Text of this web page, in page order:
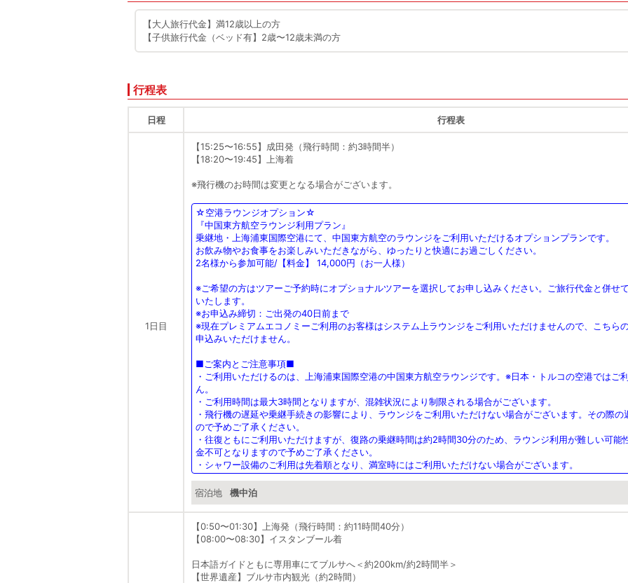
【大人旅行代金】満12歳以上の方
【子供旅行代金（ベッド有】2歳〜12歳未満の方
行程表
日程 行程表
1日目
【15:25〜16:55】成田発（飛行時間：約3時間半）
【18:20〜19:45】上海着
※飛行機のお時間は変更となる場合がございます。
☆空港ラウンジオプション☆
『中国東方航空ラウンジ利用プラン』
乗継地・上海浦東国際空港にて、中国東方航空のラウンジをご利用いただけるオプションプランです。
お飲み物やお食事をお楽しみいただきながら、ゆったりと快適にお過ごしください。
2名様から参加可能/【料金】 14,000円（お一人様）
※ご希望の方はツアーご予約時にオプショナルツアーを選択してお申し込みください。ご旅行代金と併せ
いたします。
※お申込み締切：ご出発の40日前まで
※現在プレミアムエコノミーご利用のお客様はシステム上ラウンジをご利用いただけませんので、こちら
申込みいただけません。
■ご案内とご注意事項■
・ご利用いただけるのは、上海浦東国際空港の中国東方航空ラウンジです。※日本・トルコの空港ではご
ん。
・ご利用時間は最大3時間となりますが、混雑状況により制限される場合がございます。
・飛行機の遅延や乗継手続きの影響により、ラウンジをご利用いただけない場合がございます。その際の
ので予めご了承ください。
・往復ともにご利用いただけますが、復路の乗継時間は約2時間30分のため、ラウンジ利用が難しい可能
金不可となりますので予めご了承ください。
・シャワー設備のご利用は先着順となり、満室時にはご利用いただけない場合がございます。
宿泊地 機中泊
【0:50〜01:30】上海発（飛行時間：約11時間40分）
【08:00〜08:30】イスタンブール着
日本語ガイドともに専用車にてブルサへ＜約200km/約2時間半＞
【世界遺産】ブルサ市内観光（約2時間）